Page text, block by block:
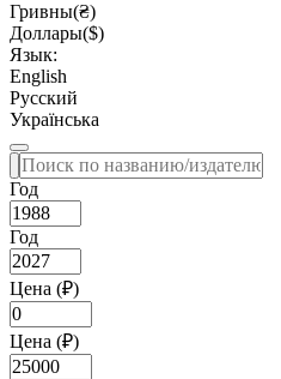
Гривны(₴)
Доллары($)
Язык:
English
Русский
Українська
Год
Год
Цена (₽)
Цена (₽)